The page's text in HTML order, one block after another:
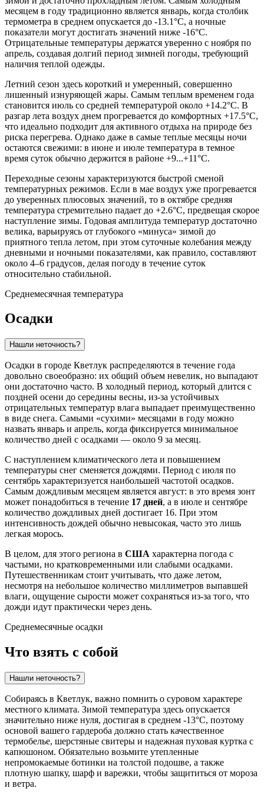
месяцем в году традиционно является январь, когда столбик
термометра в среднем опускается до -13.1°C, а ночные
показатели могут достигать значений ниже -16°C.
Отрицательные температуры держатся уверенно с ноября по
апрель, создавая долгий период зимней погоды, требующий
наличия теплой одежды.
Летний сезон здесь короткий и умеренный, совершенно
лишенный изнуряющей жары. Самым теплым временем года
становится июль со средней температурой около +14.2°C. В
разгар лета воздух днем прогревается до комфортных +17.5°C,
что идеально подходит для активного отдыха на природе без
риска перегрева. Однако даже в самые теплые месяцы ночи
остаются свежими: в июне и июле температура в темное
время суток обычно держится в районе +9...+11°C.
Переходные сезоны характеризуются быстрой сменой
температурных режимов. Если в мае воздух уже прогревается
до уверенных плюсовых значений, то в октябре средняя
температура стремительно падает до +2.6°C, предвещая скорое
наступление зимы. Годовая амплитуда температур достаточно
велика, варьируясь от глубокого «минуса» зимой до
приятного тепла летом, при этом суточные колебания между
дневными и ночными показателями, как правило, составляют
около 4–6 градусов, делая погоду в течение суток
относительно стабильной.
Среднемесячная температура
Осадки
Нашли неточность?
Осадки в городе Кветлук распределяются в течение года
довольно своеобразно: их общий объем невелик, но выпадают
они достаточно часто. В холодный период, который длится с
поздней осени до середины весны, из-за устойчивых
отрицательных температур влага выпадает преимущественно
в виде снега. Самыми «сухими» месяцами в году можно
назвать январь и апрель, когда фиксируется минимальное
количество дней с осадками — около 9 за месяц.
С наступлением климатического лета и повышением
температуры снег сменяется дождями. Период с июля по
сентябрь характеризуется наибольшей частотой осадков.
Самым дождливым месяцем является август: в это время зонт
может понадобиться в течение 17 дней, а в июле и сентябре
количество дождливых дней достигает 16. При этом
интенсивность дождей обычно невысокая, часто это лишь
легкая морось.
В целом, для этого региона в США характерна погода с
частыми, но кратковременными или слабыми осадками.
Путешественникам стоит учитывать, что даже летом,
несмотря на небольшое количество миллиметров выпавшей
влаги, ощущение сырости может сохраняться из-за того, что
дожди идут практически через день.
Среднемесячные осадки
Что взять с собой
Нашли неточность?
Собираясь в Кветлук, важно помнить о суровом характере
местного климата. Зимой температура здесь опускается
значительно ниже нуля, достигая в среднем -13°C, поэтому
основой вашего гардероба должно стать качественное
термобелье, шерстяные свитеры и надежная пуховая куртка с
капюшоном. Обязательно возьмите утепленные
непромокаемые ботинки на толстой подошве, а также
плотную шапку, шарф и варежки, чтобы защититься от мороза
и ветра.